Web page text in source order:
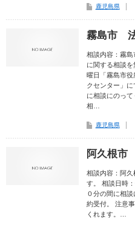
鹿児島県
霧島市
相談内容：霧
に関する相談
曜日「霧島市役
クセンター」
に相談にのっ
相…
鹿児島県
阿久根市
相談内容：阿久
す。 相談日時
０分の間に相
約受付。 注意
くれます。…